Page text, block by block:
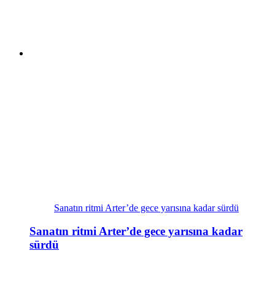
Sanatın ritmi Arter’de gece yarısına kadar sürdü
Sanatın ritmi Arter’de gece yarısına kadar
sürdü